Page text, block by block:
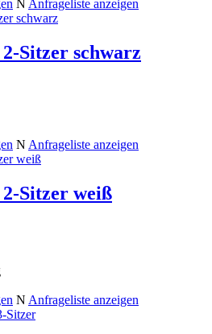
N Anfrageliste anzeigen
Sitzer schwarz
N Anfrageliste anzeigen
Sitzer weiß
N Anfrageliste anzeigen